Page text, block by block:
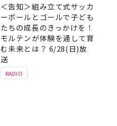
RADIO
＜告知＞組み立て式サッカ
ーボールとゴールで子ども
たちの成長のきっかけを！
モルテンが体験を通して育
む未来とは？ 6/28(日)放
送